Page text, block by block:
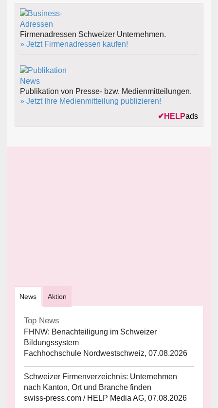
Firmenadressen Schweizer Unternehmen.
» Jetzt Firmenadressen kaufen!
Publikation von Presse- bzw. Medienmitteilungen.
» Jetzt Ihre Medienmitteilung publizieren!
✔ HELPads
News Aktion
Top News
FHNW: Benachteiligung im Schweizer
Bildungssystem
Fachhochschule Nordwestschweiz, 07.08.2026
Schweizer Firmenverzeichnis: Unternehmen
nach Kanton, Ort und Branche finden
swiss-press.com / HELP Media AG, 07.08.2026